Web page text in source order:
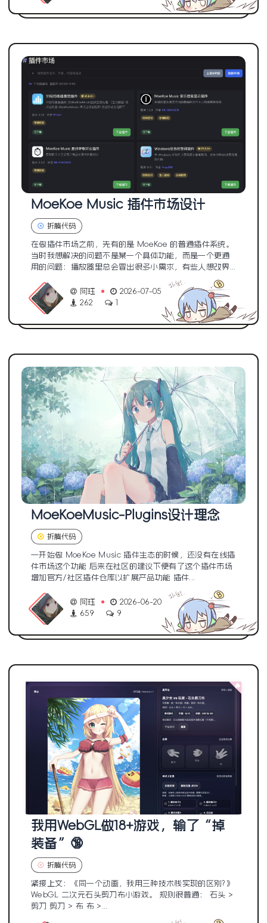
MoeKoe Music 插件市场设计
折腾代码
在做插件市场之前，先有的是 MoeKoe 的普通插件系统。
当时我想解决的问题不是某一个具体功能，而是一个更通
用的问题：播放器里总会冒出很多小需求，有些人想改界...
阿珏
2026-07-05
262
1
MoeKoeMusic-Plugins设计理念
折腾代码
一开始做 MoeKoe Music 插件生态的时候，还没有在线插
件市场这个功能 后来在社区的建议下便有了这个插件市场
增加官方/社区插件仓库以扩展产品功能 插件...
阿珏
2026-06-20
659
9
我用WebGL做18+游戏，输了“掉
装备”🔞
折腾代码
紧接上文：《同一个动画，我用三种技术栈实现的区别?》
WebGL 二次元石头剪刀布小游戏。 规则很普通： 石头 >
剪刀 剪刀 > 布 布 >...